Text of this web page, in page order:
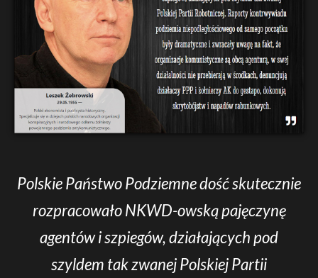
Polskie Państwo Podziemne dość skutecznie
rozpracowało NKWD-owską pajęczynę
agentów i szpiegów, działających pod
szyldem tak zwanej Polskiej Partii